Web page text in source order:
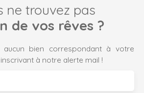
ne trouvez pas
de vos rêves ?
aucun bien correspondant à votre
à notre alerte mail !